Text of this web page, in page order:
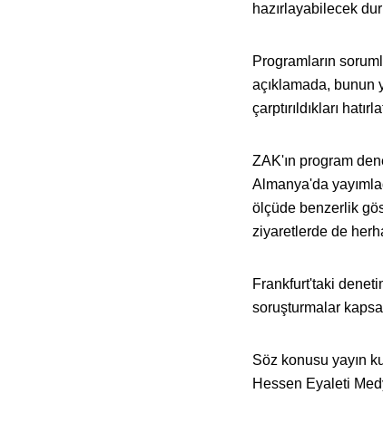
hazırlayabilecek
Programların
açıklamada, bunun
çarptırıldıkları
ZAK'ın program
Almanya'da
ölçüde benzerlik
ziyaretlerde de
Frankfurt'taki
soruşturmalar
Söz konusu yayın
Hessen Eyaleti